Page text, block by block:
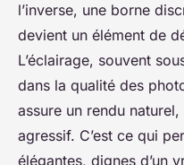
l’inverse, une borne
devient un élément de
L’éclairage, souvent
dans la qualité des
assure un rendu
agressif. C’est ce qui
élégantes, dignes d’un